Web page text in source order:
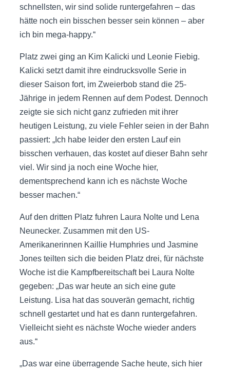
schnellsten, wir sind solide runtergefahren – das
hätte noch ein bisschen besser sein können – aber
ich bin mega-happy.“
Platz zwei ging an Kim Kalicki und Leonie Fiebig.
Kalicki setzt damit ihre eindrucksvolle Serie in
dieser Saison fort, im Zweierbob stand die 25-
Jährige in jedem Rennen auf dem Podest. Dennoch
zeigte sie sich nicht ganz zufrieden mit ihrer
heutigen Leistung, zu viele Fehler seien in der Bahn
passiert: „Ich habe leider den ersten Lauf ein
bisschen verhauen, das kostet auf dieser Bahn sehr
viel. Wir sind ja noch eine Woche hier,
dementsprechend kann ich es nächste Woche
besser machen.“
Auf den dritten Platz fuhren Laura Nolte und Lena
Neunecker. Zusammen mit den US-
Amerikanerinnen Kaillie Humphries und Jasmine
Jones teilten sich die beiden Platz drei, für nächste
Woche ist die Kampfbereitschaft bei Laura Nolte
gegeben: „Das war heute an sich eine gute
Leistung. Lisa hat das souverän gemacht, richtig
schnell gestartet und hat es dann runtergefahren.
Vielleicht sieht es nächste Woche wieder anders
aus.“
„Das war eine überragende Sache heute, sich hier